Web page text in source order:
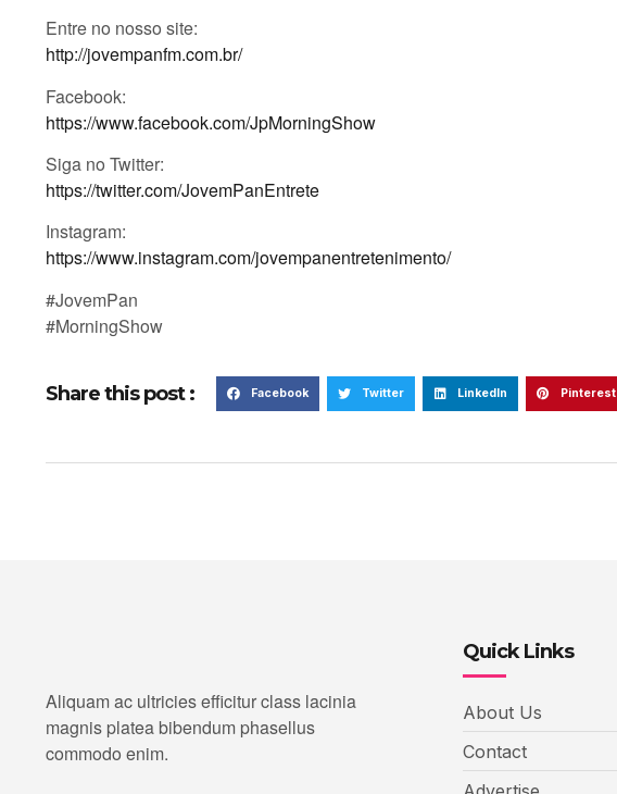
Entre no nosso site:
http://jovempanfm.com.br/
Facebook:
https://www.facebook.com/JpMorningShow
Siga no Twitter:
https://twitter.com/JovemPanEntrete
Instagram:
https://www.instagram.com/jovempanentretenimento/
#JovemPan
#MorningShow
Share this post : Facebook Twitter LinkedIn Pinterest
Aliquam ac ultricies efficitur class lacinia
magnis platea bibendum phasellus
commodo enim.
Quick Links
About Us
Contact